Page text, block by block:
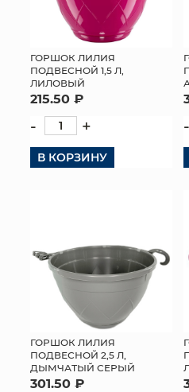
ПАКЕТЫ И
ОПТОВЫМ
ДОСТАВКА
ГОРШОК ЛИЛИЯ
ПОДВЕСНОЙ 1,5 Л,
ЛИЛОВЫЙ
215.50 ₽
- +
В КОРЗИНУ
-
ГОРШОК ЛИЛИЯ
ПОДВЕСНОЙ 2,5 Л,
ДЫМЧАТЫЙ СЕРЫЙ
301.50 ₽